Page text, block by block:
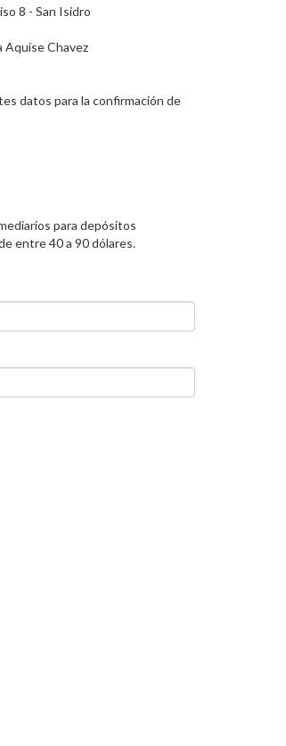
8 - San Isidro
Aquise Chavez
datos para la confirmación de
para depósitos
entre 40 a 90 dólares.